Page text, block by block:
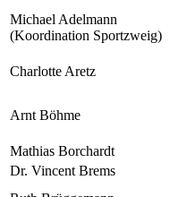
Michael Adelmann
(Koordination Sportzweig)
Charlotte Aretz
Arnt Böhme
Mathias Borchardt
Dr. Vincent Brems